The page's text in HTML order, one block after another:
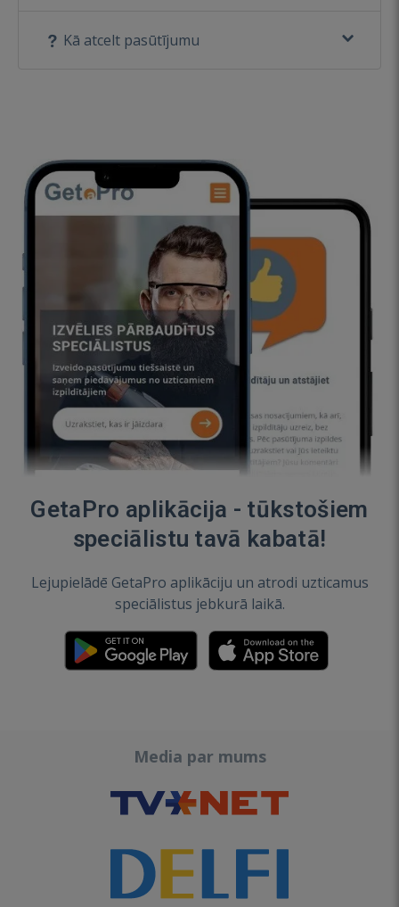
Kā atcelt pasūtījumu
GetaPro aplikācija - tūkstošiem
speciālistu tavā kabatā!
Lejupielādē GetaPro aplikāciju un atrodi uzticamus
speciālistus jebkurā laikā.
Media par mums